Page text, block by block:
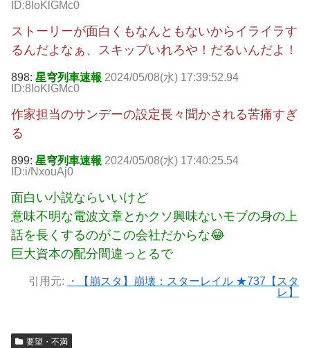
ID:8IoKlGMc0
ストーリーが面白くもなんともないからイライラす
るんだよなぁ、スキップいれろや！だるいんだよ！
898: 星穹列車速報 2024/05/08(水) 17:39:52.94
ID:8IoKlGMc0
作家担当のサンデーの設定長々聞かされる苦痛すぎ
る
899: 星穹列車速報 2024/05/08(水) 17:40:25.54
ID:i/NxouAj0
面白い小説ならいいけど
意味不明な電波文章とかクソ興味ないモブの身の上
話を長くするのがこの会社だからな😂
巨大資本の配分間違っとるで
引用元:
・【崩スタ】崩壊：スターレイル ★737【スタ
レ】
要望・不満